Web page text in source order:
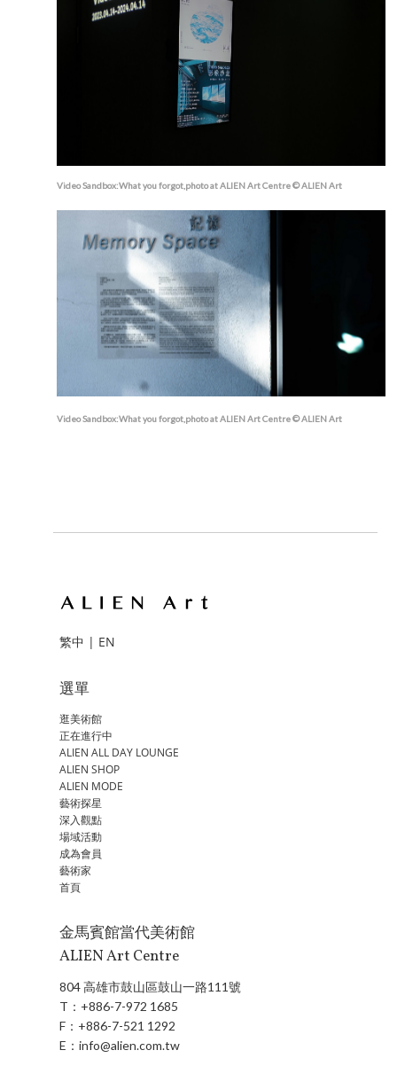
Video Sandbox:What you forgot,photo at ALIEN Art Centre © ALIEN Art
Video Sandbox:What you forgot,photo at ALIEN Art Centre © ALIEN Art
繁中 | EN
選單
逛美術館
正在進行中
ALIEN ALL DAY LOUNGE
ALIEN SHOP
ALIEN MODE
藝術探星
深入觀點
場域活動
成為會員
藝術家
首頁
金馬賓館當代美術館
ALIEN Art Centre
804 高雄市鼓山區鼓山一路111號
T： +886-7-972 1685
F： +886-7-521 1292
E：info@alien.com.tw